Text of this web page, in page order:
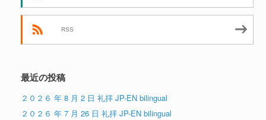
RSS
最近の投稿
２０２６ 年 8 月 2 日 礼拝 JP-EN bilingual
２０２６ 年 7 月 26 日 礼拝 JP-EN bilingual